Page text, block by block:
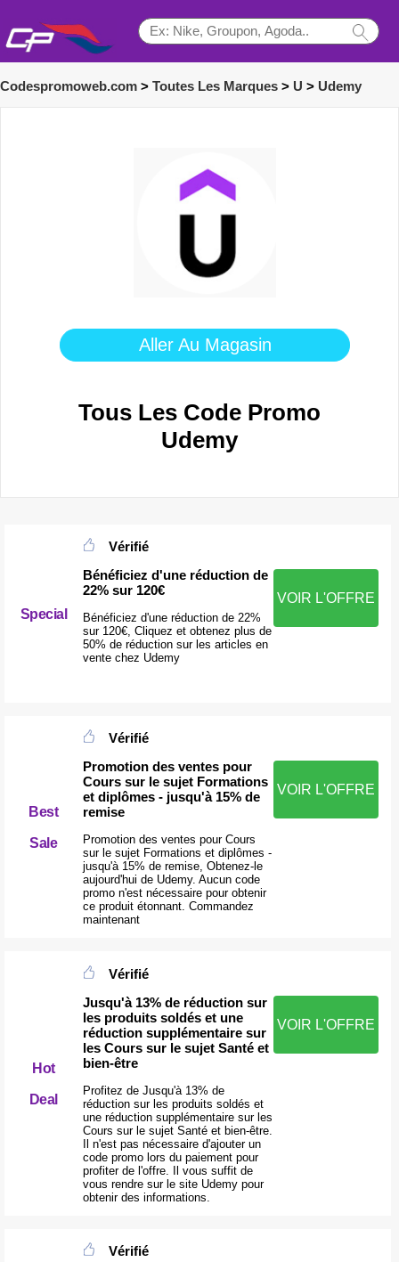
Codespromoweb.com > Toutes Les Marques > U > Udemy
Aller Au Magasin
Tous Les Code Promo
Udemy
Special
Vérifié
Bénéficiez d'une réduction de
22% sur 120€
Bénéficiez d'une réduction de 22%
sur 120€, Cliquez et obtenez plus de
50% de réduction sur les articles en
vente chez Udemy
VOIR L'OFFRE
Best
Sale
Vérifié
Promotion des ventes pour
Cours sur le sujet Formations
et diplômes - jusqu'à 15% de
remise
Promotion des ventes pour Cours
sur le sujet Formations et diplômes -
jusqu'à 15% de remise, Obtenez-le
aujourd'hui de Udemy. Aucun code
promo n'est nécessaire pour obtenir
ce produit étonnant. Commandez
maintenant
VOIR L'OFFRE
Hot
Deal
Vérifié
Jusqu'à 13% de réduction sur
les produits soldés et une
réduction supplémentaire sur
les Cours sur le sujet Santé et
bien-être
Profitez de Jusqu'à 13% de
réduction sur les produits soldés et
une réduction supplémentaire sur les
Cours sur le sujet Santé et bien-être.
Il n'est pas nécessaire d'ajouter un
code promo lors du paiement pour
profiter de l'offre. Il vous suffit de
vous rendre sur le site Udemy pour
obtenir des informations.
VOIR L'OFFRE
Vérifié